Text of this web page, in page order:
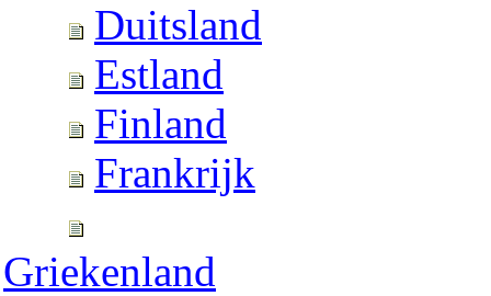
Duitsland
Estland
Finland
Frankrijk
Griekenland